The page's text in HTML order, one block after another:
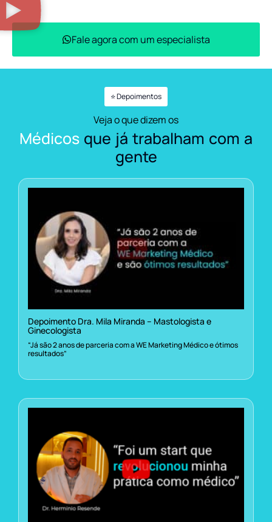
Fale agora com um especialista
⭐ Depoimentos
Veja o que dizem os
Médicos que já trabalham com a
gente
Depoimento Dra. Mila Miranda – Mastologista e
Ginecologista
“Já são 2 anos de parceria com a WE Marketing Médico e ótimos
resultados”